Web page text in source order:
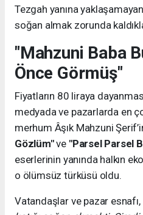
Tezgah yanına
soğan almak zorunda
"Mahzuni Baba
Önce Görmüş"
Fiyatların 80 liraya
medyada ve pazarlarda en
merhum Âşık Mahzuni
Gözlüm"ve "Parsel Parsel
eserlerinin yanında halkın
o ölümsüz türküsü oldu.
Vatandaşlar ve pazar esnafı,